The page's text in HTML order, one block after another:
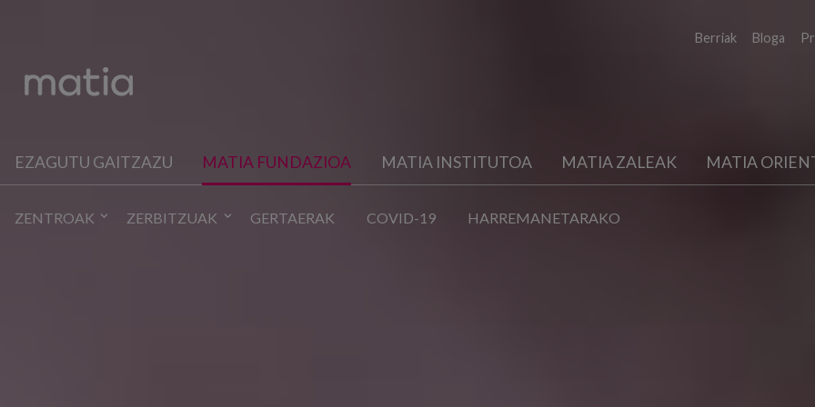
Berriak Bloga
EZAGUTU GAITZAZU MATIA FUNDAZIOA MATIA INSTITUTOA MATIA ZALEAK MATIA
ZENTROAK ZERBITZUAK GERTAERAK COVID-19 HARREMANETARAKO